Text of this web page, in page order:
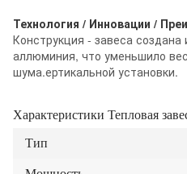
Технология / Инновации /
Конструкция - завеса создана
аллюминия, что уменьшило
шума.ертикальной установки.
Характеристики Тепловая
Тип